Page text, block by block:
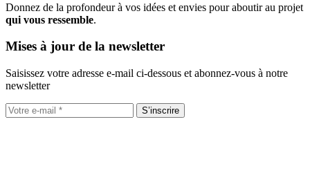
Donnez de la profondeur à vos idées et envies pour aboutir au projet
qui vous ressemble.
Mises à jour de la newsletter
Saisissez votre adresse e-mail ci-dessous et abonnez-vous à notre
newsletter
S’inscrire